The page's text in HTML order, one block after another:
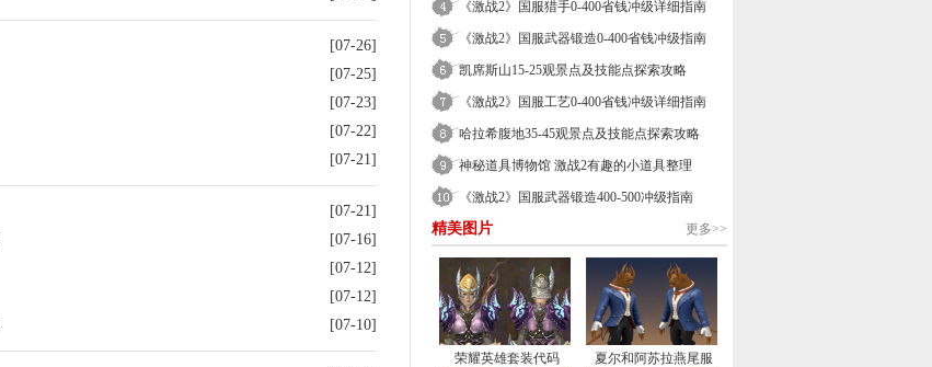
[07-26]
[07-25]
[07-23]
[07-22]
[07-21]
[07-21]
[07-16]
[07-12]
[07-12]
[07-10]
《激战2》国服猎手0-400省钱冲级详细指南
《激战2》国服武器锻造0-400省钱冲级指南
凯席斯山15-25观景点及技能点探索攻略
《激战2》国服工艺0-400省钱冲级详细指南
哈拉希腹地35-45观景点及技能点探索攻略
神秘道具博物馆 激战2有趣的小道具整理
《激战2》国服武器锻造400-500冲级指南
更多>>
精美图片
荣耀英雄套装代码 夏尔和阿苏拉燕尾服